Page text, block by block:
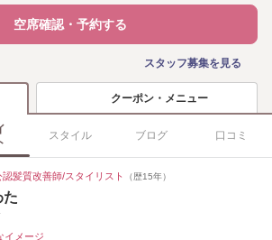
空席確認・予約する
スタッフ募集を見る
クーポン・メニュー
スタイル ブログ 口コミ
認髪質改善師/スタイリスト （歴15年）
た
イメージ